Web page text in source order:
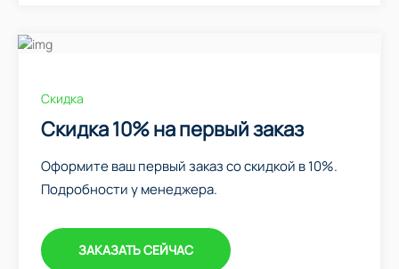
Скидка
Скидка 10% на первый заказ
Оформите ваш первый заказ со скидкой в 10%.
Подробности у менеджера.
ЗАКАЗАТЬ СЕЙЧАС